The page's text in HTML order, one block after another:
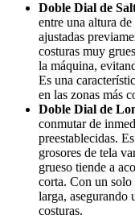
Doble Dial de
entre una altura
ajustadas
costuras muy
la máquina,
Es una
en las zonas más
Doble Dial de
conmutar de
preestablecidas.
grosores de tela
grueso tiende a
corta. Con un solo
larga, asegurando
costuras.